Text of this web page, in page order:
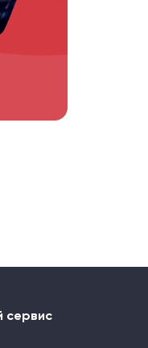
сервис